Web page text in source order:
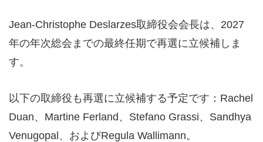
Jean-Christophe Deslarzes取締役会会長は、2027
年の年次総会までの最終任期で再選に立候補しま
す。
以下の取締役も再選に立候補する予定です：Rachel
Duan、Martine Ferland、Stefano Grassi、Sandhya
Venugopal、およびRegula Wallimann。